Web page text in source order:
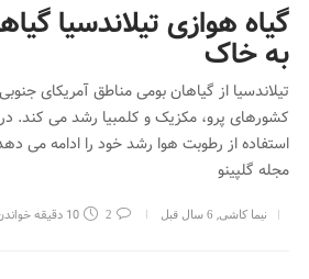
گیاه هوازی تیلاندسیا
به خاک
تیلاندسیا از گیاهان بومی مناطق آمریکای
کشورهای پرو، مکزیک و کلمبیا رشد می کند. در
استفاده از رطوبت هوا رشد خود را ادامه می
مجله گلپینو
نیما کاشی, 6 سال قبل 10 دقیقه خواندن